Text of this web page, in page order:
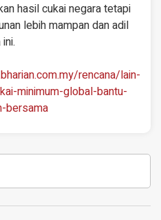
hasil cukai negara tetapi
lebih mampan dan adil
rencana/lain-
minimum-global-bantu-
bersama